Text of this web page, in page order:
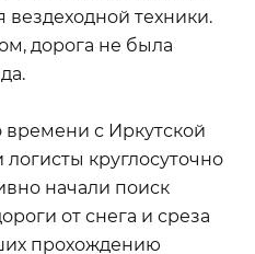
техники.
дорога не была
с Иркутской
круглосуточно
начали поиск
от снега и среза
прохождению